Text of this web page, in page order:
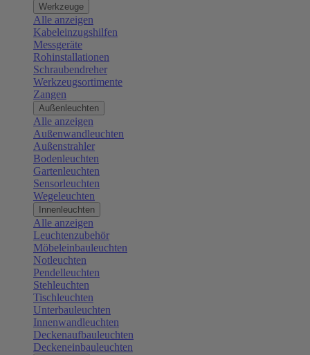
Werkzeuge
Alle anzeigen
Kabeleinzugshilfen
Messgeräte
Rohinstallationen
Schraubendreher
Werkzeugsortimente
Zangen
Außenleuchten
Alle anzeigen
Außenwandleuchten
Außenstrahler
Bodenleuchten
Gartenleuchten
Sensorleuchten
Wegeleuchten
Innenleuchten
Alle anzeigen
Leuchtenzubehör
Möbeleinbauleuchten
Notleuchten
Pendelleuchten
Stehleuchten
Tischleuchten
Unterbauleuchten
Innenwandleuchten
Deckenaufbauleuchten
Deckeneinbauleuchten